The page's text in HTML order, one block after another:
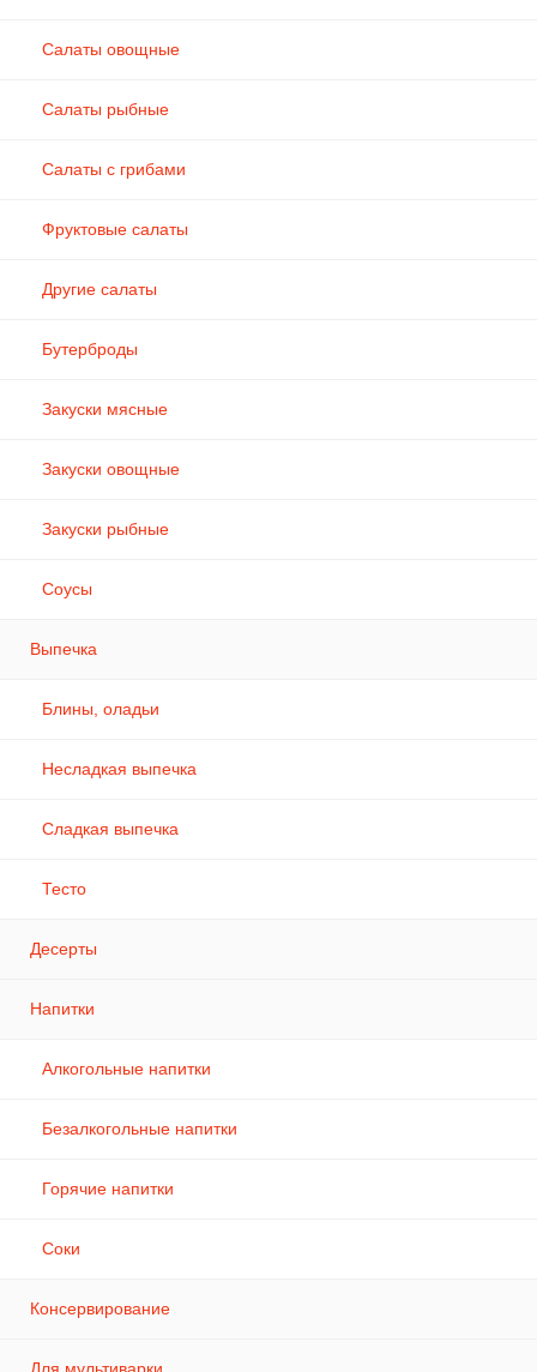
Салаты овощные
Салаты рыбные
Салаты с грибами
Фруктовые салаты
Другие салаты
Бутерброды
Закуски мясные
Закуски овощные
Закуски рыбные
Соусы
Выпечка
Блины, оладьи
Несладкая выпечка
Сладкая выпечка
Тесто
Десерты
Напитки
Алкогольные напитки
Безалкогольные напитки
Горячие напитки
Соки
Консервирование